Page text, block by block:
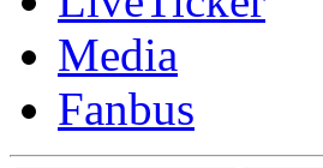
Media
Fanbus